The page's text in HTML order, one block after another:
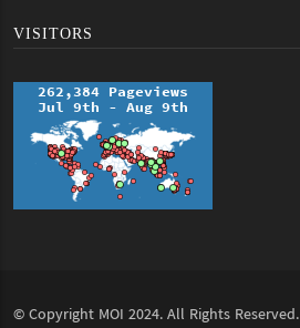
VISITORS
© Copyright MOI 2024. All Rights Reserved.